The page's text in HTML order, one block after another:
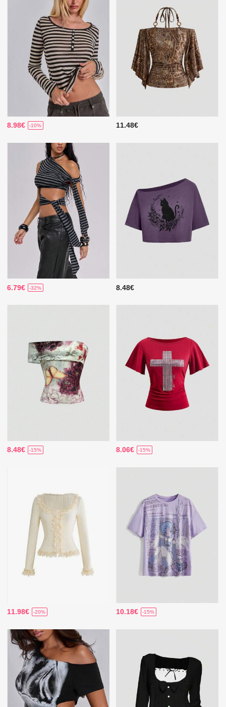
8.98€ -10% 11.48€
6.79€ -32% 8.48€
8.48€ -15% 8.06€ -15%
11.98€ -20% 10.18€ -15%